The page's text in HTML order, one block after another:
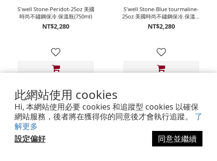
此網站使用 cookies
Hi, 本網站使用必要 cookies 和追蹤型 cookies 以確保
網站服務，後者將在獲得你的同意後才會執行追蹤。 了
解更多
設定偏好
同意並繼續
S'well Stone-Peridot-25oz 美國
時尚不鏽鋼保冷.保溫瓶(750ml)
NT$2,280
S'well Stone-Blue tourmaline-
25oz 美國時尚不鏽鋼保冷.保溫瓶
(750ml)
NT$2,280